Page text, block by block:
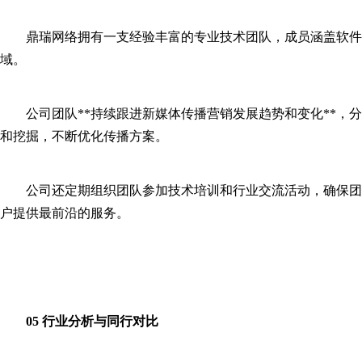
鼎瑞网络拥有一支经验丰富的专业技术团队，成员涵盖软
域。
公司团队**持续跟进新媒体传播营销发展趋势和变化**，
和挖掘，不断优化传播方案。
公司还定期组织团队参加技术培训和行业交流活动，确保
户提供最前沿的服务。
05 行业分析与同行对比